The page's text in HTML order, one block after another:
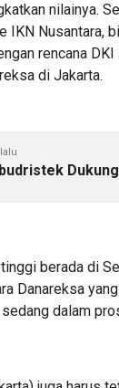
nilainya.
IKN Nusantara,
rencana
di Jakarta.
berada di
Danareksa
dalam